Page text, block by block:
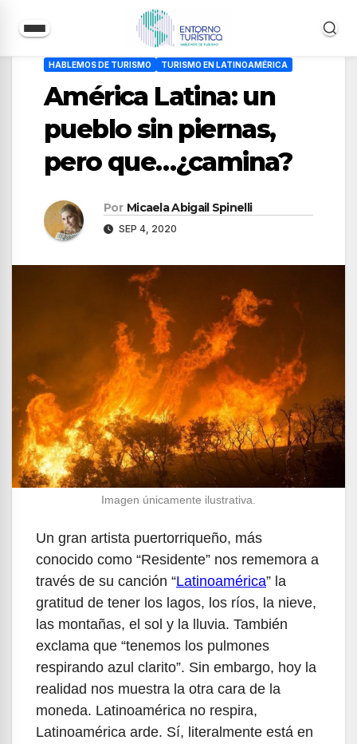
contenido
HABLEMOS DE TURISMO TURISMO EN LATINOAMÉRICA
América Latina: un
pueblo sin piernas,
pero que…¿camina?
Por Micaela Abigail Spinelli
SEP 4, 2020
Imagen únicamente ilustrativa.
Un gran artista puertorriqueño, más
conocido como “Residente” nos rememora a
través de su canción “Latinoamérica” la
gratitud de tener los lagos, los ríos, la nieve,
las montañas, el sol y la lluvia. También
exclama que “tenemos los pulmones
respirando azul clarito”. Sin embargo, hoy la
realidad nos muestra la otra cara de la
moneda. Latinoamérica no respira,
Latinoamérica arde. Sí, literalmente está en